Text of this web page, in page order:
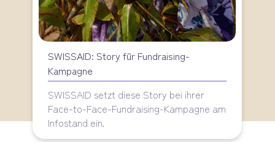
SWISSAID: Story für Fundraising-
Kampagne
SWISSAID setzt diese Story bei ihrer
Face-to-Face-Fundraising-Kampagne am
Infostand ein.